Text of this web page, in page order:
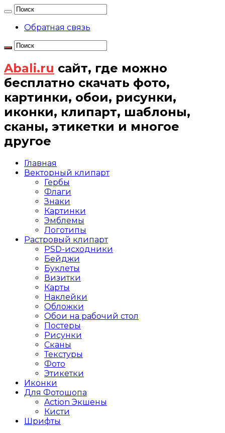
Обратная связь
Abali.ru сайт, где можно
бесплатно скачать фото,
картинки, обои, рисунки,
иконки, клипарт, шаблоны,
сканы, этикетки и многое
другое
Главная
Векторный клипарт
Гербы
Флаги
Знаки
Картинки
Эмблемы
Логотипы
Растровый клипарт
PSD-исходники
Бейджи
Буклеты
Визитки
Карты
Наклейки
Обложки
Обои на рабочий стол
Постеры
Рисунки
Сканы
Текстуры
Фото
Этикетки
Иконки
Для Фотошопа
Action Экшены
Кисти
Шрифты